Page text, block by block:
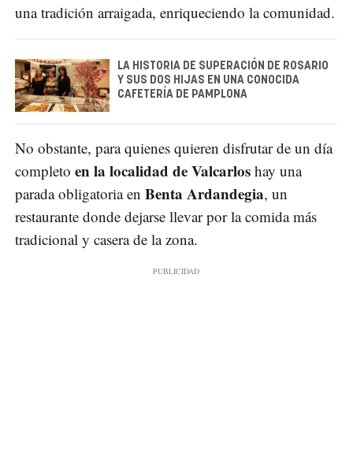
una tradición arraigada, enriqueciendo la comunidad.
LA HISTORIA DE SUPERACIÓN DE ROSARIO
Y SUS DOS HIJAS EN UNA CONOCIDA
CAFETERÍA DE PAMPLONA
No obstante, para quienes quieren disfrutar de un día
completo en la localidad de Valcarlos hay una
parada obligatoria en Benta Ardandegia, un
restaurante donde dejarse llevar por la comida más
tradicional y casera de la zona.